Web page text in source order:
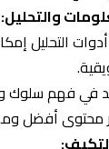
والتحليل:
التحليل
في فهم سلوك
محتوى أفضل